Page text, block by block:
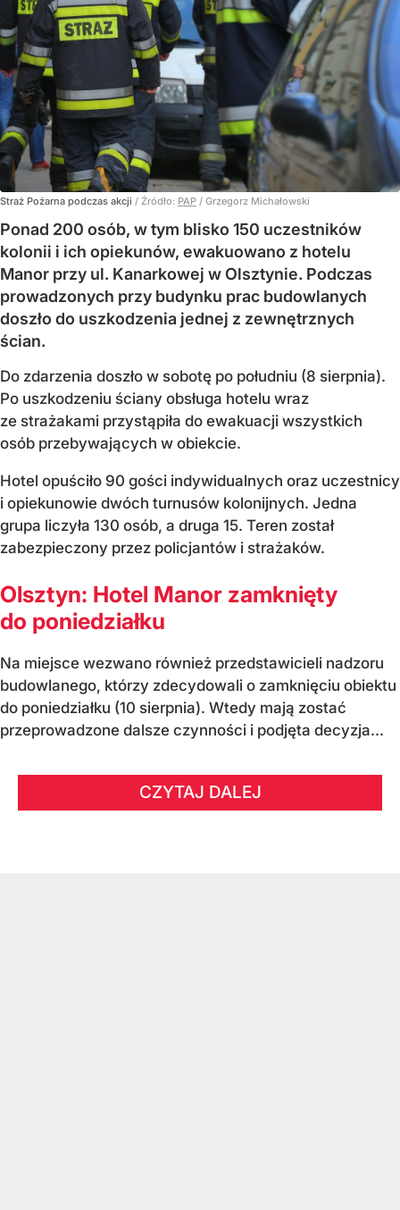
Straż Pożarna podczas akcji / Źródło: PAP / Grzegorz Michałowski
Ponad 200 osób, w tym blisko 150 uczestników
kolonii i ich opiekunów, ewakuowano z hotelu
Manor przy ul. Kanarkowej w Olsztynie. Podczas
prowadzonych przy budynku prac budowlanych
doszło do uszkodzenia jednej z zewnętrznych
ścian.
Do zdarzenia doszło w sobotę po południu (8 sierpnia).
Po uszkodzeniu ściany obsługa hotelu wraz
ze strażakami przystąpiła do ewakuacji wszystkich
osób przebywających w obiekcie.
Hotel opuściło 90 gości indywidualnych oraz uczestnicy
i opiekunowie dwóch turnusów kolonijnych. Jedna
grupa liczyła 130 osób, a druga 15. Teren został
zabezpieczony przez policjantów i strażaków.
Olsztyn: Hotel Manor zamknięty
do poniedziałku
Na miejsce wezwano również przedstawicieli nadzoru
budowlanego, którzy zdecydowali o zamknięciu obiektu
do poniedziałku (10 sierpnia). Wtedy mają zostać
przeprowadzone dalsze czynności i podjęta decyzja...
CZYTAJ DALEJ